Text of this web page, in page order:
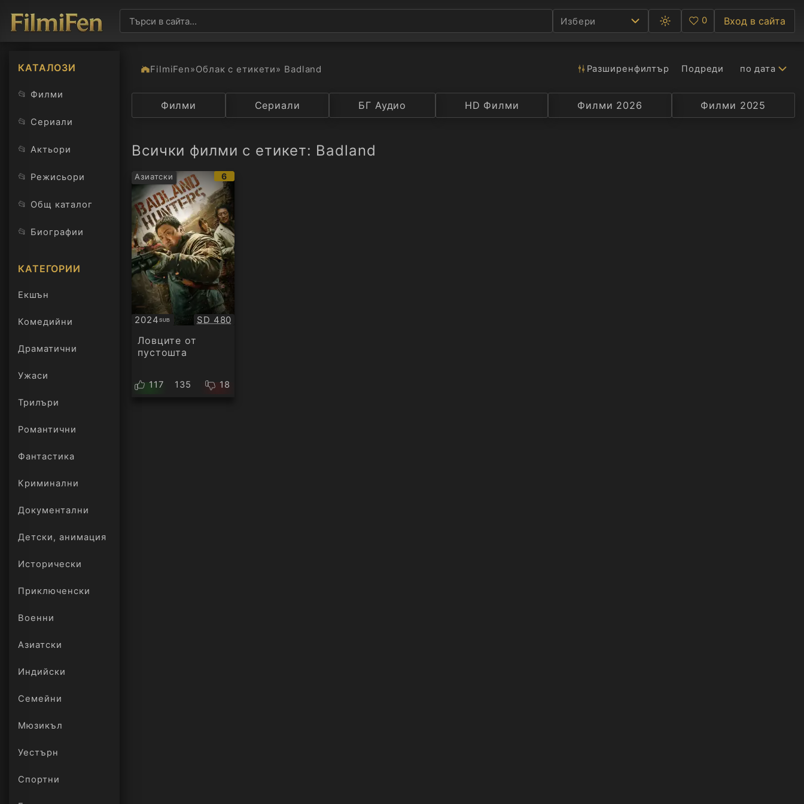
Избери
Превключване
между
светла
Любими
0 Вход в сайта
КАТАЛОЗИ
📂 Филми
📂 Сериали
📂 Актьори
📂 Режисьори
📂 Общ каталог
📂 Биографии
КАТЕГОРИИ
Екшън
Комедийни
Драматични
Ужаси
Трилъри
онлайн
Романтични
Фантастика
Криминални
Документални
Детски, анимация
Исторически
Приключенски
Военни
Азиатски
Индийски
Семейни
Мюзикъл
Уестърн
Спортни
FilmiFen»Облак с етикети» Badland Разширенфилтър Подреди по дата
Категория Държава Рейтинг Селекция Превод Актьор
Филми Сериали БГ Аудио HD Филми Филми 2026 Филми 2025
Всички филми с етикет: Badland
Азиатски
IMDb
рейтинг:
6
2024SUB
Субтитри Качество:
SD 480
Ловците от
пустошта
117 135 18